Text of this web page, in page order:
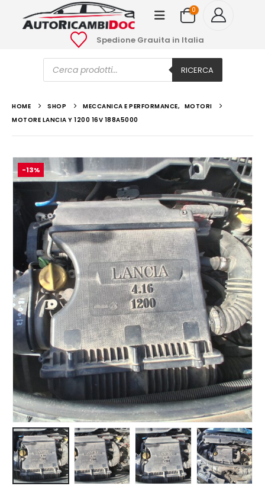
0
Spedione Grauita in Italia
Ricerca
prodotti RICERCA
HOME SHOP MECCANICA E PERFORMANCE, MOTORI
MOTORE LANCIA Y 1200 16V 188A5000
-13%